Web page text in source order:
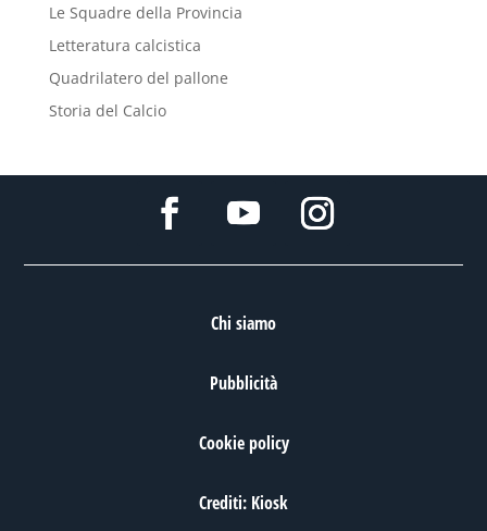
Le Squadre della Provincia
Letteratura calcistica
Quadrilatero del pallone
Storia del Calcio
Chi siamo
Pubblicità
Cookie policy
Crediti: Kiosk